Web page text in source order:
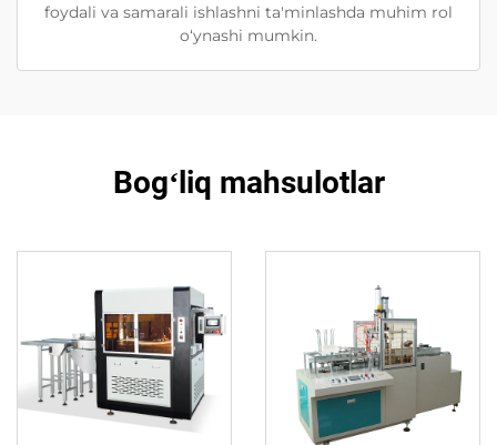
foydali va samarali ishlashni ta'minlashda muhim rol
o‘ynashi mumkin.
Bogʻliq mahsulotlar